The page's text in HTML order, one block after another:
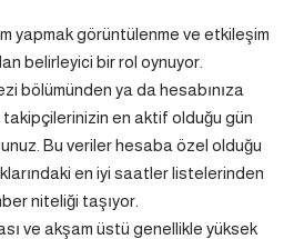
yapmak görüntülenme ve etkileşim
belirleyici bir rol oynuyor.
bölümünden ya da hesabınıza
takipçilerinizin en aktif olduğu gün
Bu veriler hesaba özel olduğu
en iyi saatler listelerinden
niteliği taşıyor.
ve akşam üstü genellikle yüksek